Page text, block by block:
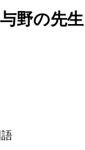
野の先生